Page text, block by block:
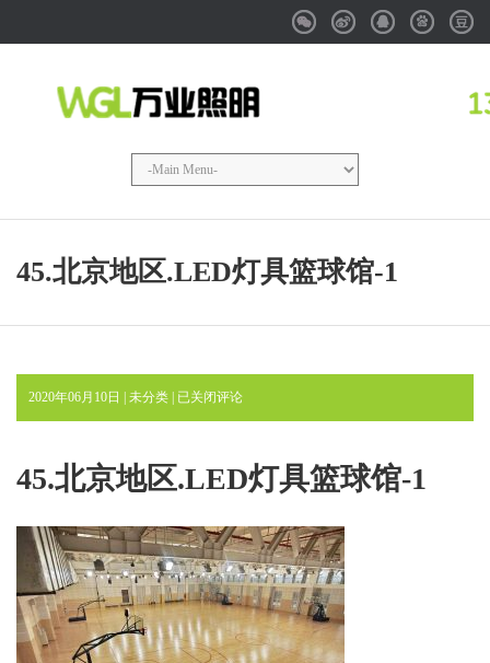
WeixinWeibo QQ Baidu
45.北京地区.LED灯具篮球馆-1
2020年06月10日 | 未分类 | 45.
北
地
区.LED
具
篮
球
馆-1
已关闭评论
45.北京地区.LED灯具篮球馆-1